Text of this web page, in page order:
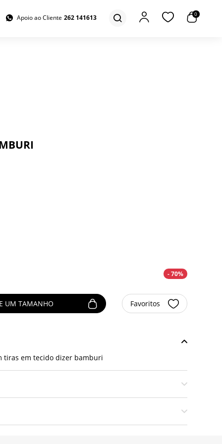
Apoio ao Cliente 262 141613 0
- 70%
UM TAMANHO Favoritos
tiras em tecido dizer bamburi